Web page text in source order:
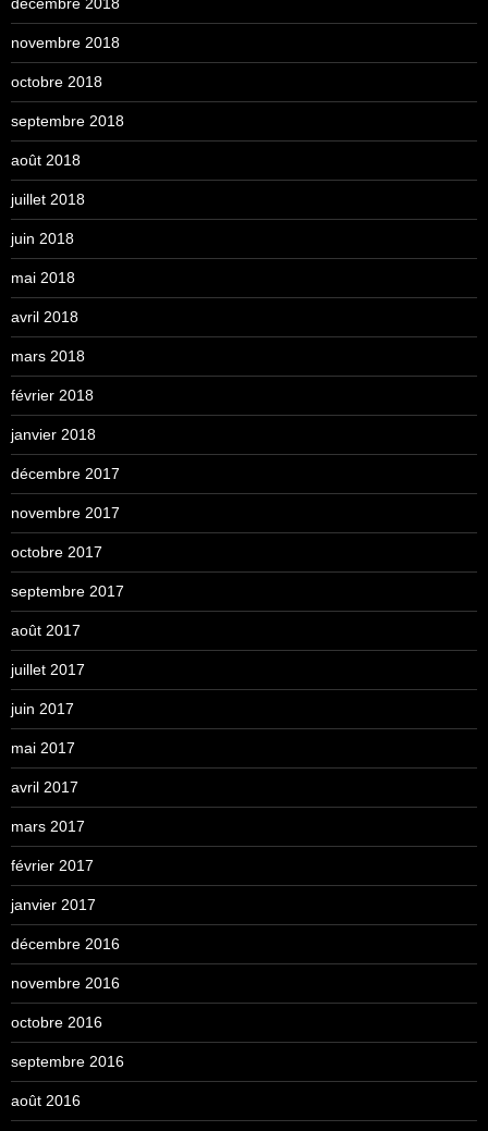
novembre 2018
octobre 2018
septembre 2018
août 2018
juillet 2018
juin 2018
mai 2018
avril 2018
mars 2018
février 2018
janvier 2018
décembre 2017
novembre 2017
octobre 2017
septembre 2017
août 2017
juillet 2017
juin 2017
mai 2017
avril 2017
mars 2017
février 2017
janvier 2017
décembre 2016
novembre 2016
octobre 2016
septembre 2016
août 2016